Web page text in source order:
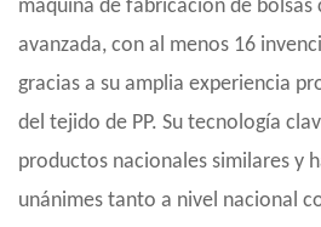
máquina de fabricación de bolsas
avanzada, con al menos 16
gracias a su amplia experiencia
del tejido de PP. Su tecnología
productos nacionales similares y
unánimes tanto a nivel nacional